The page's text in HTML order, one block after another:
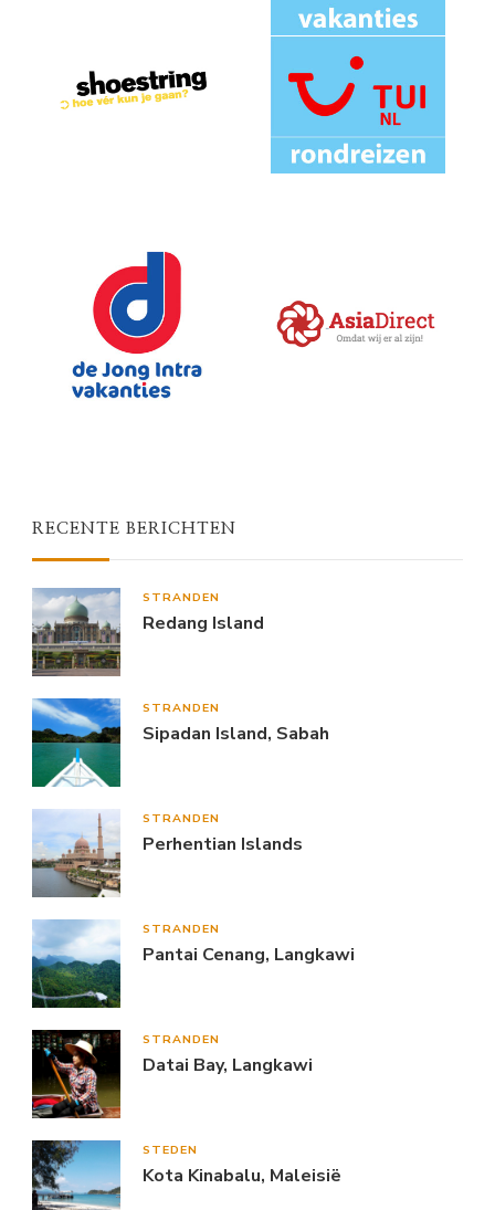
RECENTE BERICHTEN
STRANDEN
Redang Island
STRANDEN
Sipadan Island, Sabah
STRANDEN
Perhentian Islands
STRANDEN
Pantai Cenang, Langkawi
STRANDEN
Datai Bay, Langkawi
STEDEN
Kota Kinabalu, Maleisië